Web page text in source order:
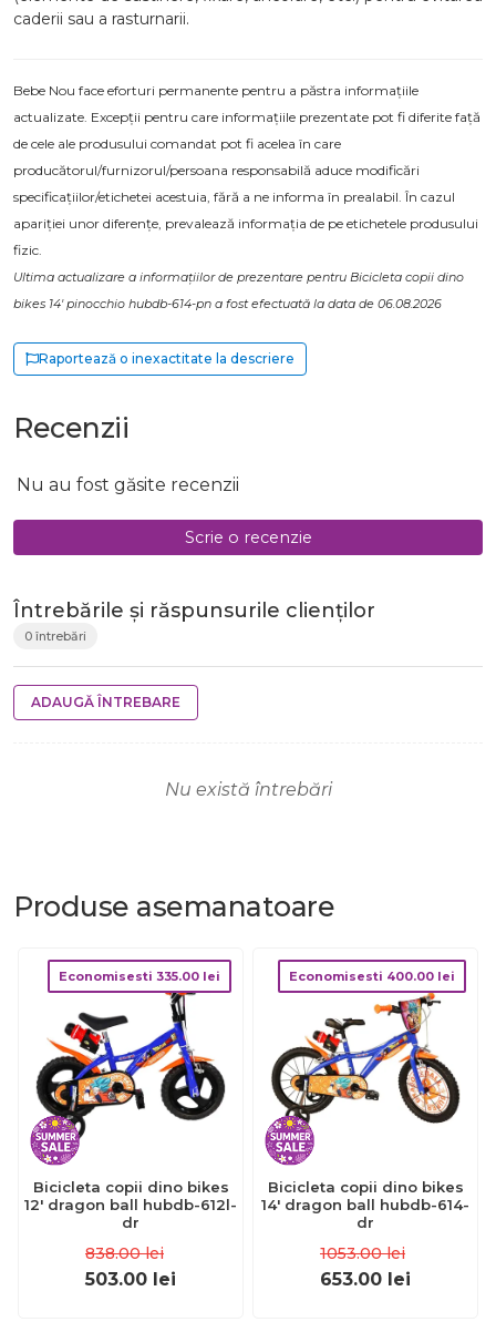
caderii sau a rasturnarii.
Bebe Nou face eforturi permanente pentru a păstra informațiile
actualizate. Excepții pentru care informațiile prezentate pot fi diferite față
de cele ale produsului comandat pot fi acelea în care
producătorul/furnizorul/persoana responsabilă aduce modificări
specificațiilor/etichetei acestuia, fără a ne informa în prealabil. În cazul
apariției unor diferențe, prevalează informația de pe etichetele produsului
fizic.
Ultima actualizare a informațiilor de prezentare pentru Bicicleta copii dino
bikes 14' pinocchio hubdb-614-pn a fost efectuată la data de 06.08.2026
Raportează o inexactitate la descriere
Recenzii
Nu au fost găsite recenzii
Scrie o recenzie
Întrebările și răspunsurile clienților
0 întrebări
ADAUGĂ ÎNTREBARE
Nu există întrebări
Produse asemanatoare
Economisesti 335.00 lei
Bicicleta copii dino bikes
12' dragon ball hubdb-612l-
dr
838.00 lei
503.00 lei
Economisesti 400.00 lei
Bicicleta copii dino bikes
14' dragon ball hubdb-614-
dr
1053.00 lei
653.00 lei